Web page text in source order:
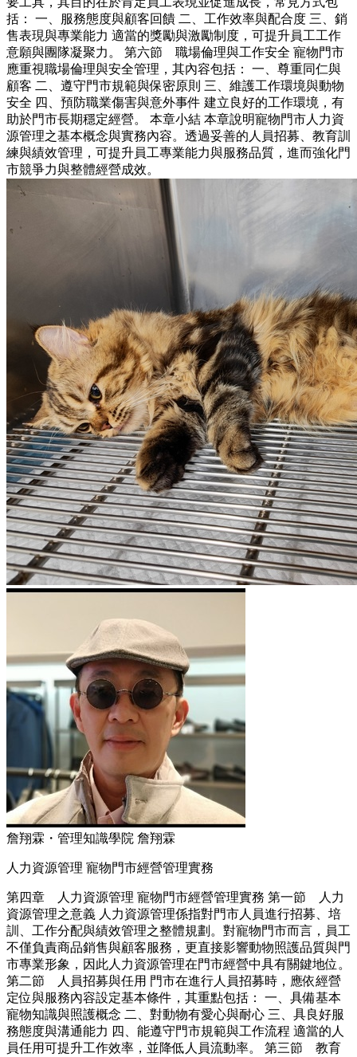
括： 一、服務態度與顧客回饋 二、工作效率與配合度 三、銷
售表現與專業能力 適當的獎勵與激勵制度，可提升員工工作
意願與團隊凝聚力。 第六節 職場倫理與工作安全 寵物門市
應重視職場倫理與安全管理，其內容包括： 一、尊重同仁與
顧客 二、遵守門市規範與保密原則 三、維護工作環境與動物
安全 四、預防職業傷害與意外事件 建立良好的工作環境，有
助於門市長期穩定經營。 本章小結 本章說明寵物門市人力資
源管理之基本概念與實務內容。透過妥善的人員招募、教育訓
練與績效管理，可提升員工專業能力與服務品質，進而強化門
市競爭力與整體經營成效。
詹翔霖・管理知識學院 詹翔霖
人力資源管理 寵物門市經營管理實務
第四章 人力資源管理 寵物門市經營管理實務 第一節 人力
資源管理之意義 人力資源管理係指對門市人員進行招募、培
訓、工作分配與績效管理之整體規劃。對寵物門市而言，員工
不僅負責商品銷售與顧客服務，更直接影響動物照護品質與門
市專業形象，因此人力資源管理在門市經營中具有關鍵地位。
第二節 人員招募與任用 門市在進行人員招募時，應依經營
定位與服務內容設定基本條件，其重點包括： 一、具備基本
寵物知識與照護概念 二、對動物有愛心與耐心 三、具良好服
務態度與溝通能力 四、能遵守門市規範與工作流程 適當的人
員任用可提升工作效率，並降低人員流動率。 第三節 教育